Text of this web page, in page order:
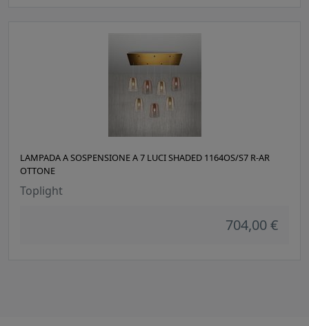
LAMPADA A SOSPENSIONE A 7 LUCI SHADED 1164OS/S7 R-AR
OTTONE
Toplight
704,00 €